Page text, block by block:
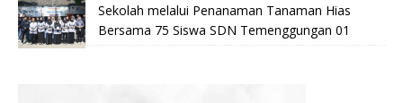
Sekolah melalui Penanaman Tanaman Hias
Bersama 75 Siswa SDN Temenggungan 01